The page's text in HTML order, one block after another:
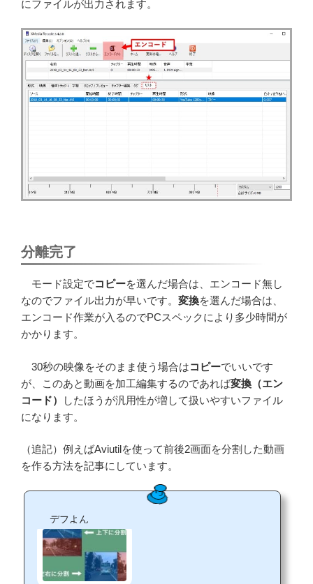
にファイルが出力されます。
分離完了
モード設定でコピーを選んだ場合は、エンコード無し
なのでファイル出力が早いです。 変換を選んだ場合は、
エンコード作業が入るのでPCスペックにより多少時間が
かかります。
30秒の映像をそのまま使う場合はコピーでいいです
が、このあと動画を加工編集するのであれば変換（エン
コード）
したほうが汎用性が増して扱いやすいファイル
になります。
（追記）例えばAviutilを使って前後2画面を分割した動画
を作る方法を記事にしています。
デフよん